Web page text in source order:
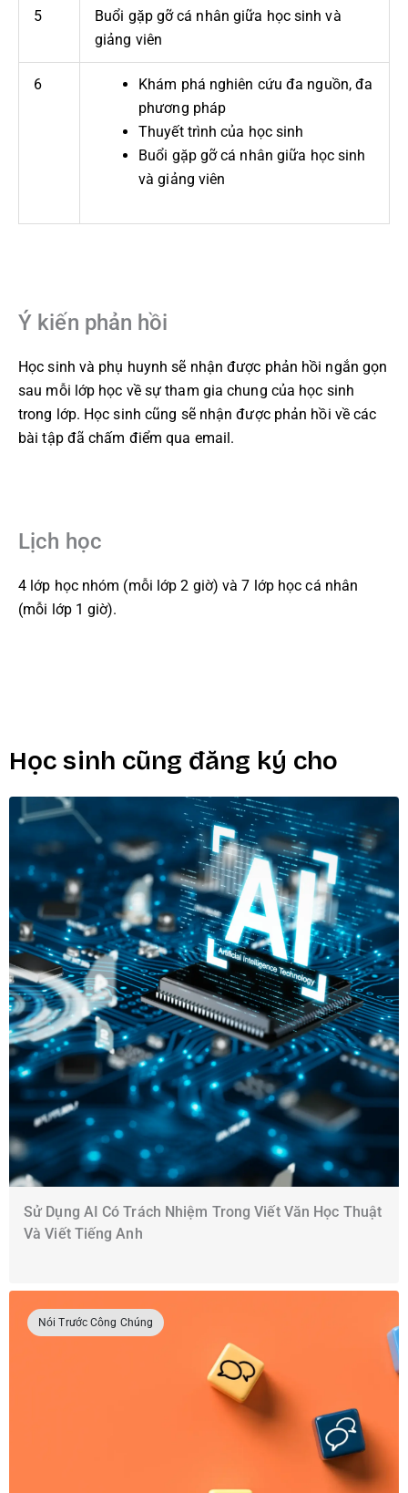
5
Buổi gặp gỡ cá nhân giữa học sinh và
giảng viên
6
Khám phá nghiên cứu đa nguồn, đa
phương pháp
Thuyết trình của học sinh
Buổi gặp gỡ cá nhân giữa học sinh
và giảng viên
Ý kiến phản hồi
Học sinh và phụ huynh sẽ nhận được phản hồi ngắn gọn
sau mỗi lớp học về sự tham gia chung của học sinh
trong lớp. Học sinh cũng sẽ nhận được phản hồi về các
bài tập đã chấm điểm qua email.
Lịch học
4 lớp học nhóm (mỗi lớp 2 giờ) và 7 lớp học cá nhân
(mỗi lớp 1 giờ).
Học sinh cũng đăng ký cho
Sử Dụng AI Có Trách Nhiệm Trong Viết Văn Học Thuật
Và Viết Tiếng Anh
Nói Trước Công Chúng